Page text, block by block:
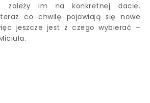
zależy im na konkretnej dacie.
co chwilę pojawiają się nowe
jeszcze jest z czego wybierać –